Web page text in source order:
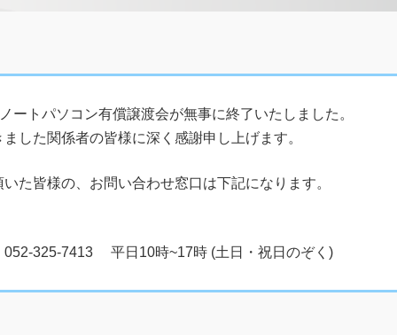
ートパソコン有償譲渡会が無事に終了いたしました。
した関係者の皆様に深く感謝申し上げます。
た皆様の、お問い合わせ窓口は下記になります。
325-7413 平日10時~17時 (土日・祝日のぞく)